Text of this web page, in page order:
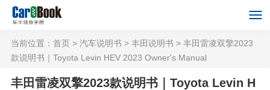
当前位置： 首页 > 汽车说明书 > 丰田说明书 > 丰田雷凌双擎2023
款说明书｜Toyota Levin HEV 2023 Owner's Manual
丰田雷凌双擎2023款说明书｜Toyota Levin H